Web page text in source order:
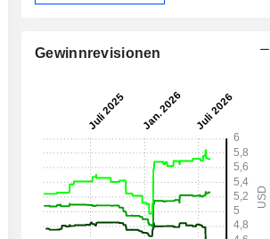
Gewinnrevisionen